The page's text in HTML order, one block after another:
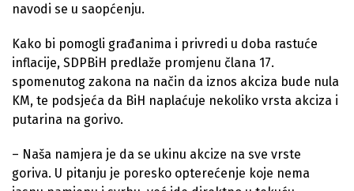
navodi se u saopćenju.
Kako bi pomogli građanima i privredi u doba rastuće
inflacije, SDPBiH predlaže promjenu člana 17.
spomenutog zakona na način da iznos akciza bude nula
KM, te podsjeća da BiH naplaćuje nekoliko vrsta akciza i
putarina na gorivo.
– Naša namjera je da se ukinu akcize na sve vrste
goriva. U pitanju je poresko opterećenje koje nema